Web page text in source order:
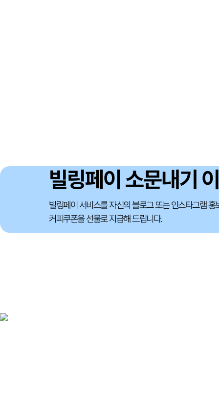
빌링페이 소문내기
빌링페이 서비스를 자신의 블로그 또는 인스타그램 홍
커피쿠폰을 선물로 지급해 드립니다.